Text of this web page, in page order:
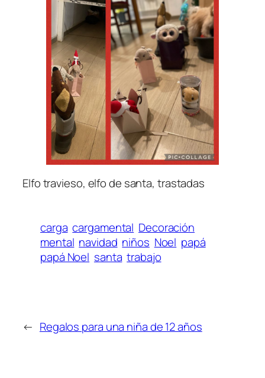
Elfo travieso, elfo de santa, trastadas
carga cargamental Decoración
mental navidad niños Noel papá
papá Noel santa trabajo
← Regalos para una niña de 12 años